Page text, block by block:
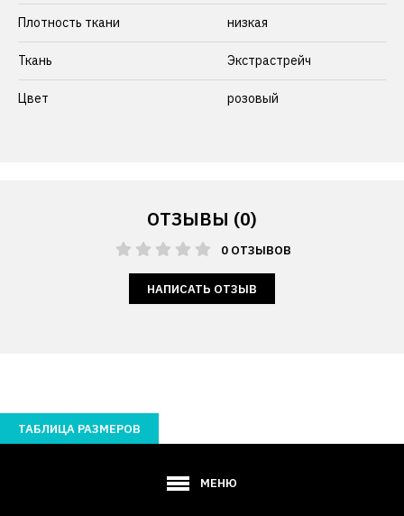
Плотность ткани низкая
Ткань Экстрастрейч
Цвет розовый
ОТЗЫВЫ (0)
0 ОТЗЫВОВ
НАПИСАТЬ ОТЗЫВ
ТАБЛИЦА РАЗМЕРОВ
МЕНЮ